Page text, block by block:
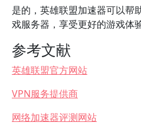
是的，英雄联盟加速器可以帮
戏服务器，享受更好的游戏体验
参考文献
英雄联盟官方网站
VPN服务提供商
网络加速器评测网站